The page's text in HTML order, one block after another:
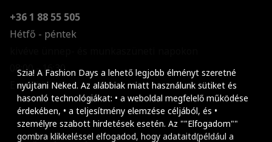
Szia! A Fashion Days a lehető legjobb élményt szeretné
nyújtani Neked. Az alábbiak miatt használunk sütiket és
hasonló technológiákat: • a weboldal megfelelő működése
érdekében, • a teljesítmény elemzése céljából, és •
személyre szabott hirdetések esetén. Az ""Elfogadom""
gombra klikkeléssel elfogadod, hogy adataitd(például a
+36 1 88 55 505
Hétfő - péntek
08:00 - 16:30
E-mail küldése
Szöveg méretének
Szóköz növelése
Szóköz csökkentése